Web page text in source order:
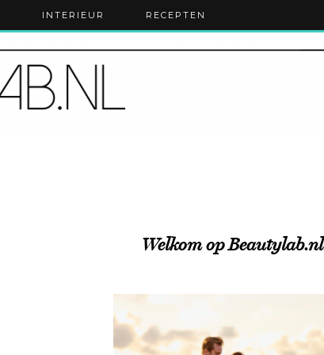
INTERIEUR RECEPTEN
Welkom op Beautylab.nl